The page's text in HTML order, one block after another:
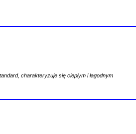
charakteryzuje się ciepłym i łagodnym